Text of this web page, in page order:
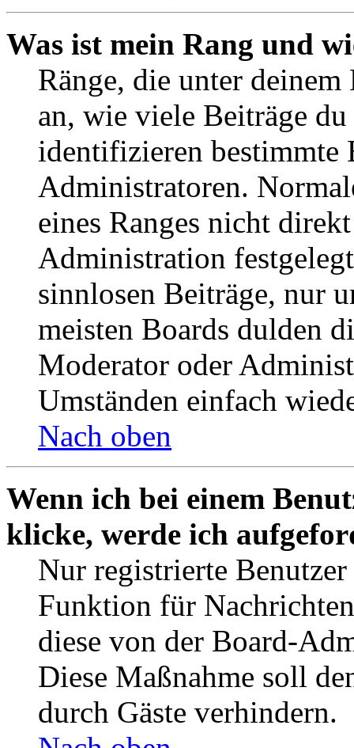
Was ist mein Rang und
Ränge, die unter deinem
an, wie viele Beiträge
identifizieren bestimmte
Administratoren.
eines Ranges nicht
Administration
sinnlosen Beiträge, nur
meisten Boards dulden
Moderator oder
Umständen einfach
Nach oben
Wenn ich bei einem
klicke, werde ich
Nur registrierte
Funktion für
diese von der Board-
Diese Maßnahme soll
durch Gäste verhindern.